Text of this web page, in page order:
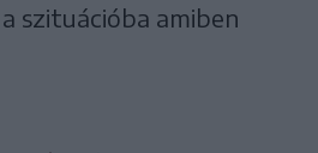
szituációba amiben